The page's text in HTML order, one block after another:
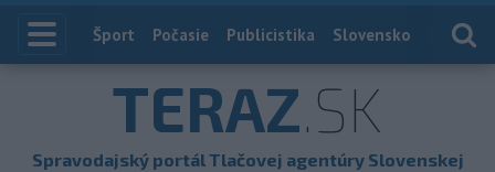
Index
Šport Počasie Publicistika Slovensko
TERAZ.SK
Spravodajský portál Tlačovej agentúry Slovenskej